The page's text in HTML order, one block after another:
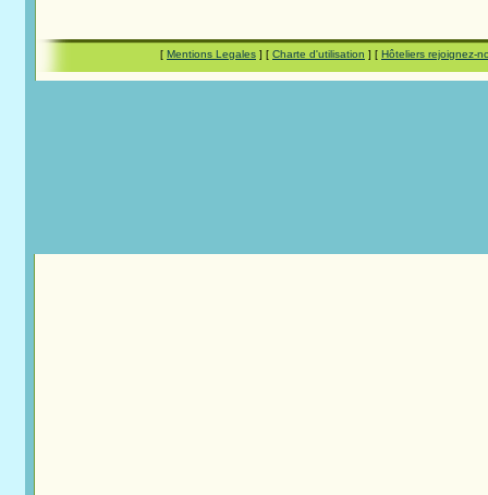
[ Mentions Legales ] [ Charte d'utilisation ] [ Hôteliers rejoignez-